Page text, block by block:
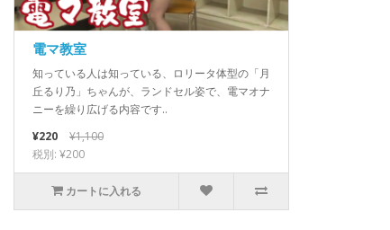
電マ教室
知っている人は知っている、ロリータ体型の「月
丘るり乃」ちゃんが、ランドセル姿で、電マオナ
ニーを繰り広げる内容です..
¥220
¥1,100
税別: ¥200
カートに入れる